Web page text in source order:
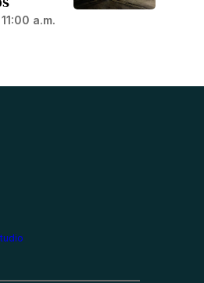
a.m.